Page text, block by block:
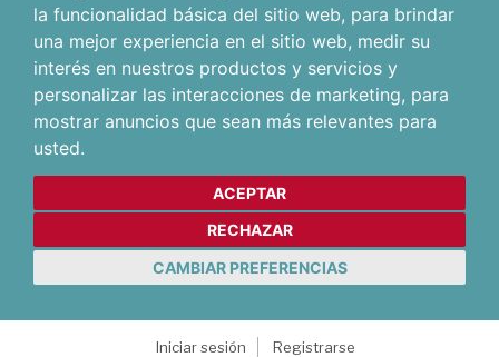
la funcionalidad básica del sitio web, para brindar
una mejor experiencia en el sitio web, medir su
interés en nuestros productos y servicios y
personalizar las interacciones de marketing, para
mostrar anuncios que sean más relevantes para
usted.
ACEPTAR
RECHAZAR
CAMBIAR PREFERENCIAS
Iniciar sesión
Registrarse